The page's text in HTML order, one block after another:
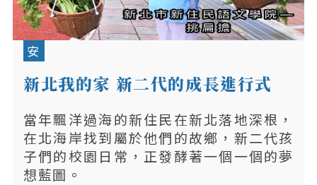
安
新北我的家 新二代的成長進行式
當年飄洋過海的新住民在新北落地深根，
在北海岸找到屬於他們的故鄉，新二代孩
子們的校園日常，正發酵著一個一個的夢
想藍圖。